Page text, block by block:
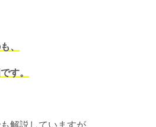
、
す。
解説していますが、